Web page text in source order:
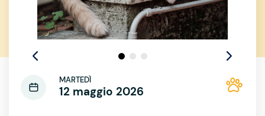
MARTEDÌ
12 maggio 2026